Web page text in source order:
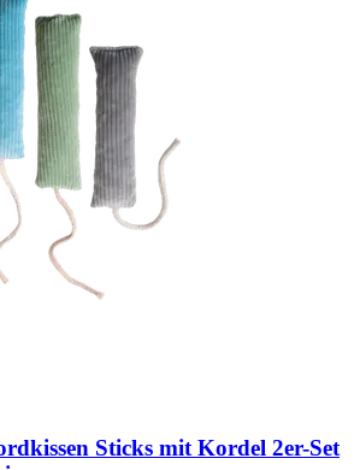
Sticks mit Kordel 2er-​Set